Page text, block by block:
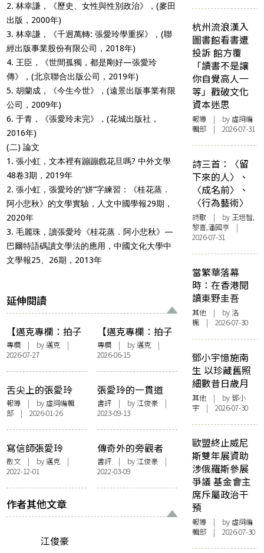
2. 林幸謙，《歷史、女性與性別政治》，(麥田
出版，2000年)
3. 林幸謙，《千迥萬轉: 張愛玲學重探》，(聯
經出版事業股份有限公司，2018年)
4. 王臣，《世間孤獨，都是剛好—張愛玲
傳》，(北京聯合出版公司，2019年)
5. 胡蘭成，《今生今世》，(遠景出版事業有限
公司，2009年)
6. 于青，《張愛玲未完》，(花城出版社，
2016年)
(二) 論文
1. 張小虹，文本裡有蹦蹦戲花旦嗎? 中外文學
48卷3期，2019年
2. 張小虹，張愛玲的“姘”字練習：《桂花蒸．
阿小悲秋》的文學實驗，人文中國學報29期，
2020年
3. 毛麗珠，讀張愛玲《桂花蒸．阿小悲秋》—
巴爾特語碼讀文學法的應用，中國文化大學中
文學報25、26期，2013年
延伸閱讀
【邁克專欄：拍子
簿】國情、風情及
其他
專欄 | by邁克 |
2026-07-27
【邁克專欄：拍子
簿】耳邊風及其他
專欄| by邁克|
2026-06-15
舌尖上的張愛玲
「獅房菜」推出愛
玲宴 12道菜饌靈感
源自書中文字
報導 | by 虛詞編輯
部 | 2026-01-26
張愛玲的一貫道
——以《雷峰塔》
作觀察
書評| by江俊豪|
2023-09-13
寫信師張愛玲
散文 | by邁克 |
2022-12-01
傳奇外的旁觀者
——論《小團圓》
書評| by江俊豪|
2022-03-09
作者其他文章
江俊豪
杭州流浪漢入
圖書館看書遭
投訴 館方覆
「讀書不是讓
你自覺高人一
等」戳破文化
資本迷思
報導 | by 虛詞編
輯部 | 2026-07-31
詩三首：〈留
下來的人〉、
〈成名前〉、
〈行為藝術〉
詩歌 | by 王培智,
黎喜,潘國亨 |
2026-07-31
當繁華落幕
時：在香港閱
讀東野圭吾
其他 | by洛
楓 | 2026-07-30
鄧小宇憶施南
生 以珍藏舊照
細數昔日歲月
其他 | by 鄧小
宇 | 2026-07-30
歐盟終止威尼
斯雙年展資助
涉俄羅斯參展
爭議 基金會主
席斥屬政治干
預
報導 | by 虛詞編
輯部 | 2026-07-30